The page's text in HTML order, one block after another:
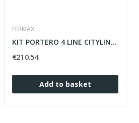
FERMAX
KIT PORTERO 4 LINE CITYLINE (4+N) FERMAX
€210.54
Add to basket